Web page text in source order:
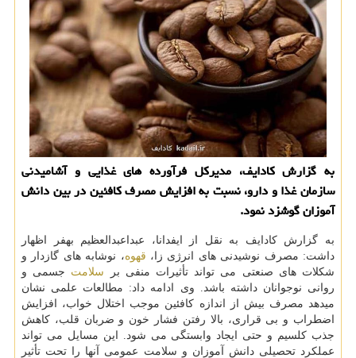
به گزارش کادایف، مدیرکل فرآورده های غذایی و آشامیدنی
سازمان غذا و دارو، نسبت به افزایش مصرف کافئین در بین دانش
آموزان گوشزد نمود.
به گزارش کادایف به نقل از ایفدانا، عبداعبدالعظیم بهفر اظهار
داشت: مصرف نوشیدنی های انرژی زا، قهوه، نوشابه های گازدار و
شکلات های صنعتی می تواند تأثیرات منفی بر سلامت جسمی و
روانی نوجوانان داشته باشد. وی ادامه داد: مطالعات علمی نشان
میدهد مصرف بیش از اندازه کافئین موجب اختلال خواب، افزایش
اضطراب و بی قراری، بالا رفتن فشار خون و ضربان قلب، کاهش
جذب کلسیم و حتی ایجاد وابستگی می شود. این مسایل می تواند
عملکرد تحصیلی دانش آموزان و سلامت عمومی آنها را تحت تأثیر